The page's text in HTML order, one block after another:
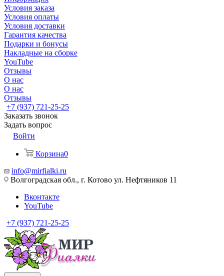
Условия заказа
Условия оплаты
Условия доставки
Гарантия качества
Подарки и бонусы
Накладные на сборке
YouTube
Отзывы
О нас
О нас
Отзывы
+7 (937) 721-25-25
Заказать звонок
Задать вопрос
Войти
Корзина0
info@mirfialki.ru
Волгоградская обл., г. Котово ул. Нефтяников 11
Вконтакте
YouTube
+7 (937) 721-25-25